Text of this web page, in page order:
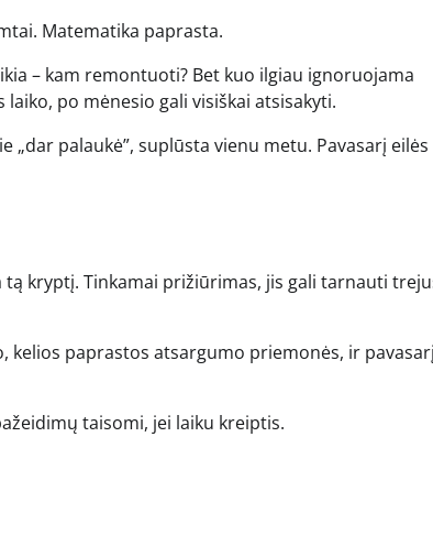
Matematika paprasta.
– kam remontuoti? Bet kuo ilgiau ignoruojama
po mėnesio gali visiškai atsisakyti.
„dar palaukė”, suplūsta vienu metu. Pavasarį eilės
kryptį. Tinkamai prižiūrimas, jis gali tarnauti
kelios paprastos atsargumo priemonės, ir
taisomi, jei laiku kreiptis.